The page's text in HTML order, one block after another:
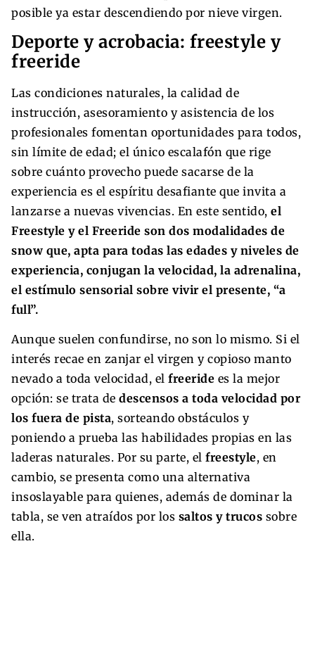
posible ya estar descendiendo por nieve virgen.
Deporte y acrobacia: freestyle y
freeride
Las condiciones naturales, la calidad de
instrucción, asesoramiento y asistencia de los
profesionales fomentan oportunidades para todos,
sin límite de edad; el único escalafón que rige
sobre cuánto provecho puede sacarse de la
experiencia es el espíritu desafiante que invita a
lanzarse a nuevas vivencias. En este sentido, el
Freestyle y el Freeride son dos modalidades de
snow que, apta para todas las edades y niveles de
experiencia, conjugan la velocidad, la adrenalina,
el estímulo sensorial sobre vivir el presente, “a
full”.
Aunque suelen confundirse, no son lo mismo. Si el
interés recae en zanjar el virgen y copioso manto
nevado a toda velocidad, el freeride es la mejor
opción: se trata de descensos a toda velocidad por
los fuera de pista, sorteando obstáculos y
poniendo a prueba las habilidades propias en las
laderas naturales. Por su parte, el freestyle, en
cambio, se presenta como una alternativa
insoslayable para quienes, además de dominar la
tabla, se ven atraídos por los saltos y trucos sobre
ella.